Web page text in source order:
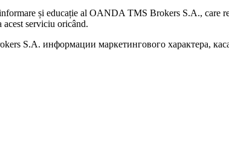
și educație al OANDA TMS Brokers S.A., care
acest serviciu oricând.
S.A. информации маркетингового характера,